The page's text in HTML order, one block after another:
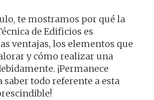
te mostramos por qué la
de Edificios es
ventajas, los elementos que
y cómo realizar una
¡Permanece
saber todo referente a esta